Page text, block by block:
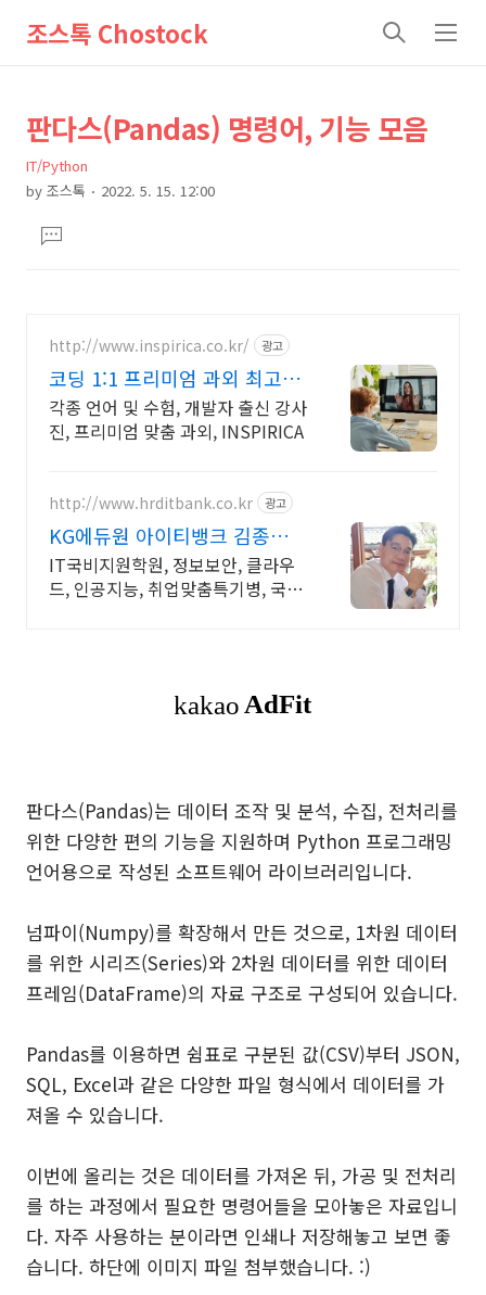
조스톡 Chostock
검
메
상
세
컨
츠
본
문
제
목
판다스(Pandas) 명령어, 기능 모음
IT/Python
by 조스톡 2022. 5. 15. 12:00
문댓
글
http://www.inspirica.co.kr/ 광고
코딩 1:1 프리미엄 과외 최고의
선생님들과 함께
각종 언어 및 수험, 개발자 출신 강사
진, 프리미엄 맞춤 과외, INSPIRICA
http://www.hrditbank.co.kr 광고
KG에듀원 아이티뱅크 김종수
27년경력전문가 IT취업상담
IT국비지원학원, 정보보안, 클라우
드, 인공지능, 취업맞춤특기병, 국비
판다스(Pandas)는 데이터 조작 및 분석, 수집, 전처리를
위한 다양한 편의 기능을 지원하며 Python 프로그래밍
언어용으로 작성된 소프트웨어 라이브러리입니다.
넘파이(Numpy)를 확장해서 만든 것으로, 1차원 데이터
를 위한 시리즈(Series)와 2차원 데이터를 위한 데이터
프레임(DataFrame)의 자료 구조로 구성되어 있습니다.
Pandas를 이용하면 쉼표로 구분된 값(CSV)부터 JSON,
SQL, Excel과 같은 다양한 파일 형식에서 데이터를 가
져올 수 있습니다.
이번에 올리는 것은 데이터를 가져온 뒤, 가공 및 전처리
를 하는 과정에서 필요한 명령어들을 모아놓은 자료입니
다. 자주 사용하는 분이라면 인쇄나 저장해놓고 보면 좋
습니다. 하단에 이미지 파일 첨부했습니다. :)